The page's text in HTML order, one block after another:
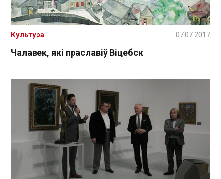
Чалавек, які праславіў Віцебск
Культура 07.07.2017